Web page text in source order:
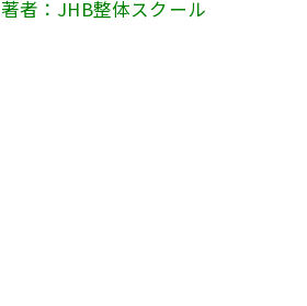
著者：JHB整体スクール